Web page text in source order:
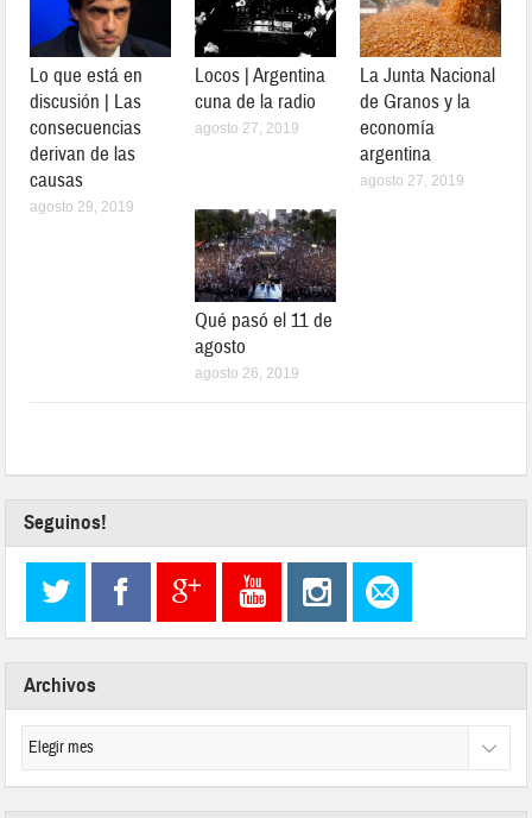
Lo que está en
discusión | Las
consecuencias
derivan de las
causas
agosto 29, 2019
Locos | Argentina
cuna de la radio
agosto 27, 2019
La Junta Nacional
de Granos y la
economía
argentina
agosto 27, 2019
Qué pasó el 11 de
agosto
agosto 26, 2019
Seguinos!
Archivos